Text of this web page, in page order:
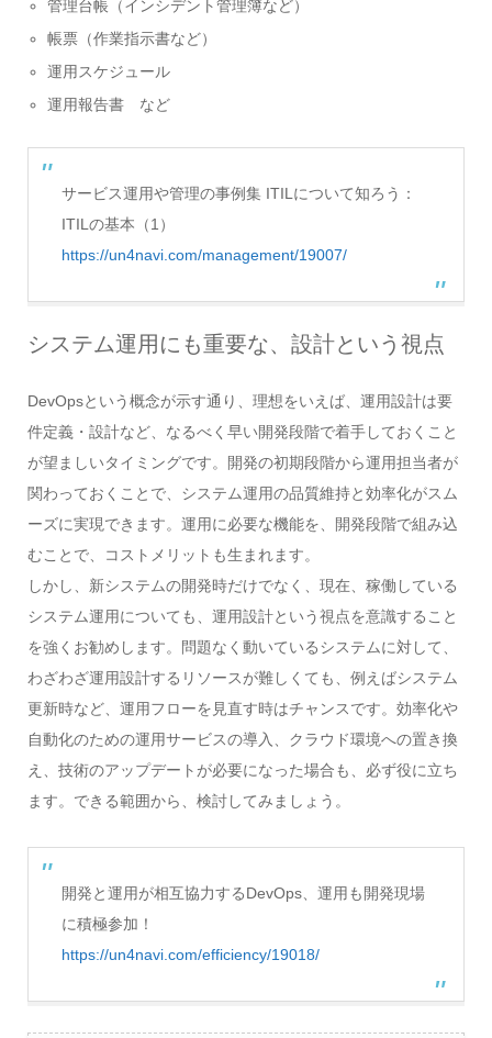
管理台帳（インシデント管理簿など）
帳票（作業指示書など）
運用スケジュール
運用報告書 など
サービス運用や管理の事例集 ITILについて知ろう：
ITILの基本（1）
https://un4navi.com/management/19007/
システム運用にも重要な、設計という視点
DevOpsという概念が示す通り、理想をいえば、運用設計は要
件定義・設計など、なるべく早い開発段階で着手しておくこと
が望ましいタイミングです。開発の初期段階から運用担当者が
関わっておくことで、システム運用の品質維持と効率化がスム
ーズに実現できます。運用に必要な機能を、開発段階で組み込
むことで、コストメリットも生まれます。
しかし、新システムの開発時だけでなく、現在、稼働している
システム運用についても、運用設計という視点を意識すること
を強くお勧めします。問題なく動いているシステムに対して、
わざわざ運用設計するリソースが難しくても、例えばシステム
更新時など、運用フローを見直す時はチャンスです。効率化や
自動化のための運用サービスの導入、クラウド環境への置き換
え、技術のアップデートが必要になった場合も、必ず役に立ち
ます。できる範囲から、検討してみましょう。
開発と運用が相互協力するDevOps、運用も開発現場
に積極参加！
https://un4navi.com/efficiency/19018/